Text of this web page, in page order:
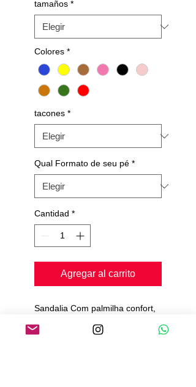
tamaños *
Colores *
tacones *
Qual Formato de seu pé *
Cantidad *
Agregar al carrito
Sandalia Com palmilha confort,
semi flexível;
Solado de camurça;